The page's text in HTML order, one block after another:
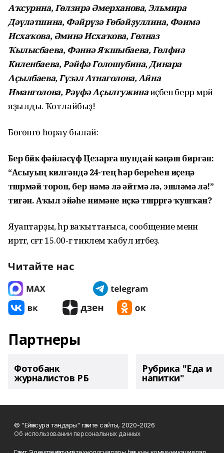
Аҡсурина, Гөлзирә Әмерханова, Эльмира
Дәүләтшина, Фәйрүзә Ғөбәйҙуллина, Фәимә
Исхаҡова, Әминә Исхаҡова, Гөлназ
Ҡылысбаева, Фәниә Яҡшыбаева, Гөлфиә
Киленбаева, Рәйфә Голошубина, Динара
Аҫылбаева, Гүзәл Атнағолова, Айна
Иманғолова, Рәүфә Аҫылғужинаиҫәбенә берәр мәрәй
яҙылды. Ҡотлайбыҙ!
Бөгөнгө һорау былай:
Бер бөйөк фәйләсүф Цезарға шундай кәңәш биргән:
“Асыуың килгәндә 24-тең һәр береһен иҫеңә
төшөрмәй тороп, бер нәмә лә әйтмә лә, эшләмә лә!”
тигән. Аҡыл эйәһе нимәне иҫкә төшөрөргә ҡушҡан?
Яуаптарҙы, һәр ваҡыттағыса, сообщение менән
иртәгә, сәғәт 15.00-гә тиклем ҡабул итәбеҙ.
Читайте нас
Партнеры
Фотобанк
журналистов РБ
Рубрика "Еда и
напитки"
© "Ейәнсура таңдары" гәзите сайты, 2020-2026
Об использовании персональных данных